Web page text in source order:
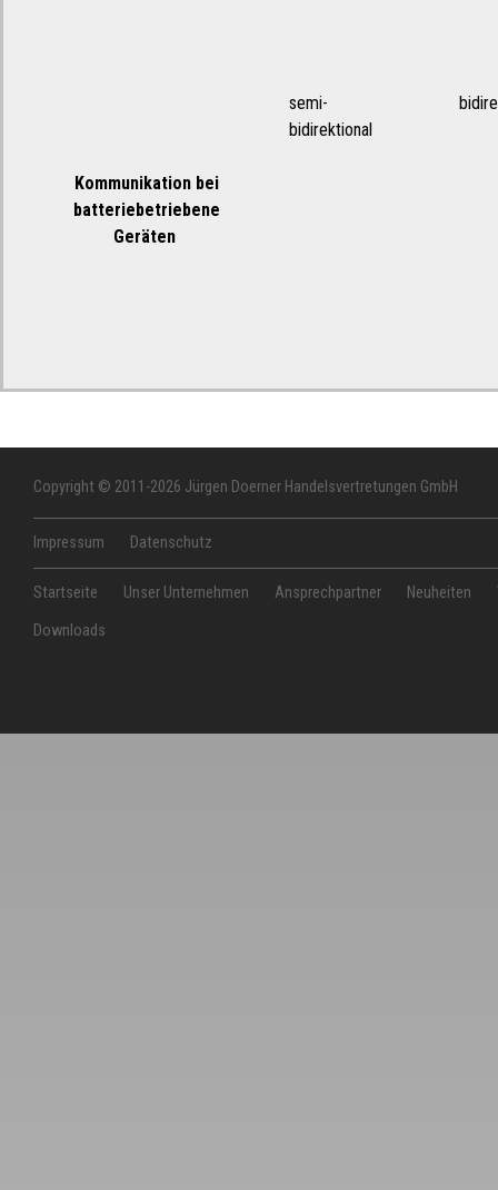
Kommunikation bei
batteriebetriebene
Geräten
semi-
bidirektional
Copyright © 2011-2026 Jürgen Doerner Handelsvertretungen GmbH
Impressum Datenschutz
Startseite Unser Unternehmen Ansprechpartner Neuheiten
Downloads